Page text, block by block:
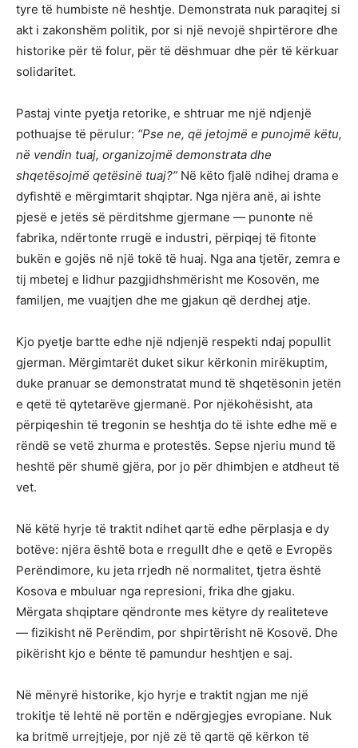
tyre të humbiste në heshtje. Demonstrata nuk paraqitej si
akt i zakonshëm politik, por si një nevojë shpirtërore dhe
historike për të folur, për të dëshmuar dhe për të kërkuar
solidaritet.
Pastaj vinte pyetja retorike, e shtruar me një ndjenjë
pothuajse të përulur: “Pse ne, që jetojmë e punojmë këtu,
në vendin tuaj, organizojmë demonstrata dhe
shqetësojmë qetësinë tuaj?” Në këto fjalë ndihej drama e
dyfishtë e mërgimtarit shqiptar. Nga njëra anë, ai ishte
pjesë e jetës së përditshme gjermane — punonte në
fabrika, ndërtonte rrugë e industri, përpiqej të fitonte
bukën e gojës në një tokë të huaj. Nga ana tjetër, zemra e
tij mbetej e lidhur pazgjidhshmërisht me Kosovën, me
familjen, me vuajtjen dhe me gjakun që derdhej atje.
Kjo pyetje bartte edhe një ndjenjë respekti ndaj popullit
gjerman. Mërgimtarët duket sikur kërkonin mirëkuptim,
duke pranuar se demonstratat mund të shqetësonin jetën
e qetë të qytetarëve gjermanë. Por njëkohësisht, ata
përpiqeshin të tregonin se heshtja do të ishte edhe më e
rëndë se vetë zhurma e protestës. Sepse njeriu mund të
heshtë për shumë gjëra, por jo për dhimbjen e atdheut të
vet.
Në këtë hyrje të traktit ndihet qartë edhe përplasja e dy
botëve: njëra është bota e rregullt dhe e qetë e Evropës
Perëndimore, ku jeta rrjedh në normalitet, tjetra është
Kosova e mbuluar nga represioni, frika dhe gjaku.
Mërgata shqiptare qëndronte mes këtyre dy realiteteve
— fizikisht në Perëndim, por shpirtërisht në Kosovë. Dhe
pikërisht kjo e bënte të pamundur heshtjen e saj.
Në mënyrë historike, kjo hyrje e traktit ngjan me një
trokitje të lehtë në portën e ndërgjegjes evropiane. Nuk
ka britmë urrejtjeje, por një zë të qartë që kërkon të